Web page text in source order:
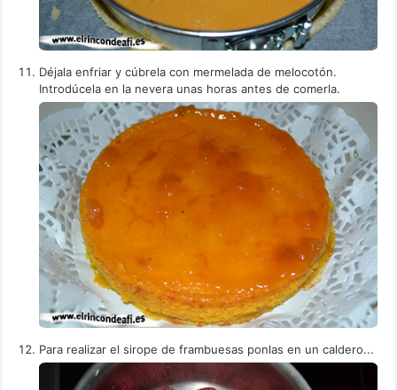
Déjala enfriar y cúbrela con mermelada de melocotón.
Introdúcela en la nevera unas horas antes de comerla.
Para realizar el sirope de frambuesas ponlas en un caldero...